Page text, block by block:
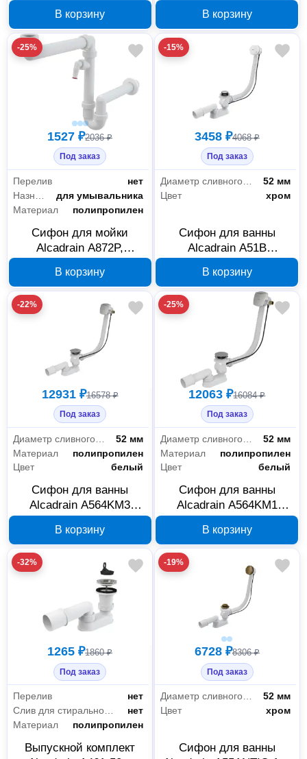
подводкой и накидной
гайкой 5/4
В корзину
переливом
В корзину
-25%
1527 ₽2036 ₽
Под заказ
Перелив
нет
для умывальника
Материал
полипропилен
Сифон для мойки
Alcadrain A872P,
пространство, со
штуцером
В корзину
-15%
3458 ₽4068 ₽
Под заказ
Диаметр сливного отверстия
52 мм
Цвет
хром
Сифон для ванны
Alcadrain A51B
белый/хром
В корзину
-22%
12931 ₽16578 ₽
Под заказ
52 мм
Материал
полипропилен
Цвет
белый
Сифон для ванны
Alcadrain A564KM3
напуском через перелив
В корзину
-25%
12063 ₽16084 ₽
Под заказ
Диаметр сливного отверстия
52 мм
Материал
полипропилен
Цвет
белый
Сифон для ванны
Alcadrain A564KM1
напуском через перелив
В корзину
-32%
1265 ₽1860 ₽
Под заказ
Перелив
нет
Слив для стиральной машины/посудомоечной машины
нет
Материал
полипропилен
Выпускной комплект
-19%
6728 ₽8306 ₽
Под заказ
Диаметр сливного отверстия
52 мм
Цвет
хром
Сифон для ванны